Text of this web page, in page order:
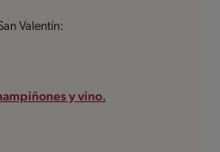
Valentín:
y vino.